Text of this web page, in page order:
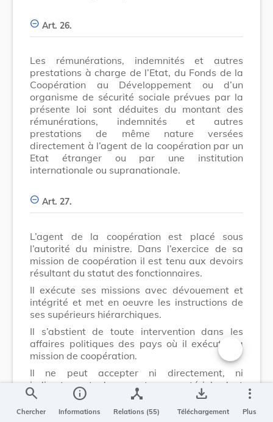
Art. 26.
Les rémunérations, indemnités et autres
prestations à charge de l’Etat, du Fonds de la
Coopération au Développement ou d’un
organisme de sécurité sociale prévues par la
présente loi sont déduites du montant des
rémunérations, indemnités et autres
prestations de même nature versées
directement à l’agent de la coopération par un
Etat étranger ou par une institution
internationale ou supranationale.
Art. 27.
L’agent de la coopération est placé sous
l’autorité du ministre. Dans l’exercice de sa
mission de coopération il est tenu aux devoirs
résultant du statut des fonctionnaires.
Il exécute ses missions avec dévouement et
intégrité et met en oeuvre les instructions de
ses supérieurs hiérarchiques.
Il s’abstient de toute intervention dans les
affaires politiques des pays où il exécute sa
mission de coopération.
Il ne peut accepter ni directement, ni
indirectement, des avantages matériels dont
l’acceptation pourrait le mettre en conflit avec
les obligations et défenses que lui imposent les
Changer la
search
Chercher
info
Informations
device_hub
Relations (55)
save_alt
Téléchargement
more_vert
Plus